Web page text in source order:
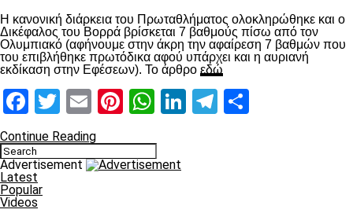
Η κανονική διάρκεια του Πρωταθλήματος ολοκληρώθηκε και ο
Δικέφαλος του Βορρά βρίσκεται 7 βαθμούς πίσω από τον
Ολυμπιακό (αφήνουμε στην άκρη την αφαίρεση 7 βαθμών που
του επιβλήθηκε πρωτόδικα αφού υπάρχει και η αυριανή
εκδίκαση στην Εφέσεων). Το άρθρο εδώ
Facebook
Twitter
EmailPinterest
WhatsApp
LinkedIn
Telegram
Continue Reading
Advertisement
Latest
Popular
Videos